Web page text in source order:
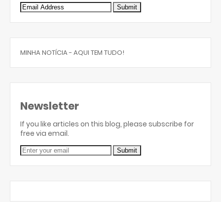
MINHA NOTÍCIA - AQUI TEM TUDO!
Newsletter
If you like articles on this blog, please subscribe for
free via email.